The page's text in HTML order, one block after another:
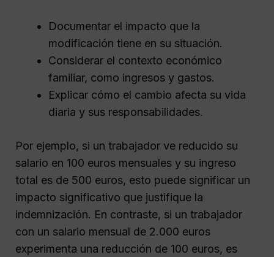
Documentar el impacto que la
modificación tiene en su situación.
Considerar el contexto económico
familiar, como ingresos y gastos.
Explicar cómo el cambio afecta su vida
diaria y sus responsabilidades.
Por ejemplo, si un trabajador ve reducido su
salario en 100 euros mensuales y su ingreso
total es de 500 euros, esto puede significar un
impacto significativo que justifique la
indemnización. En contraste, si un trabajador
con un salario mensual de 2.000 euros
experimenta una reducción de 100 euros, es